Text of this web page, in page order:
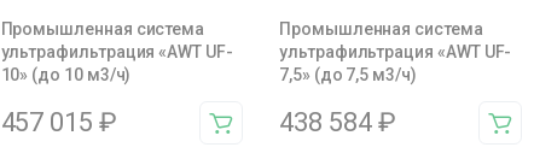
Промышленная система
ультрафильтрация «AWT UF-
10» (до 10 м3/ч)
457 015₽
Промышленная система
ультрафильтрация «AWT UF-
7,5» (до 7,5 м3/ч)
438 584 ₽